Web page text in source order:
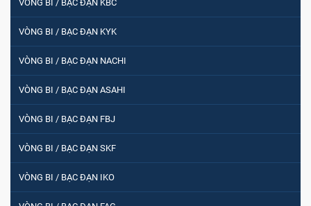
VÒNG BI / BẠC ĐẠN KBC
VÒNG BI / BẠC ĐẠN KYK
VÒNG BI / BẠC ĐẠN NACHI
VÒNG BI / BẠC ĐẠN ASAHI
VÒNG BI / BẠC ĐẠN FBJ
VÒNG BI / BẠC ĐẠN SKF
VÒNG BI / BẠC ĐẠN IKO